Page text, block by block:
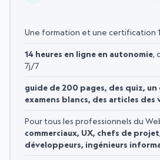
Une formation et une certification
14 heures en ligne en autonomie,
7j/7
guide de 200 pages, des quiz, un
examens blancs, des articles des
Pour tous les professionnels du
commerciaux, UX, chefs de
développeurs, ingénieurs